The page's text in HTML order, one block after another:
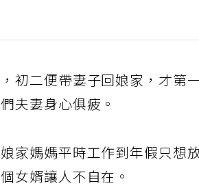
初二便帶妻子回娘家，才第
夫妻身心俱疲。
家媽媽平時工作到年假只想
女婿讓人不自在。